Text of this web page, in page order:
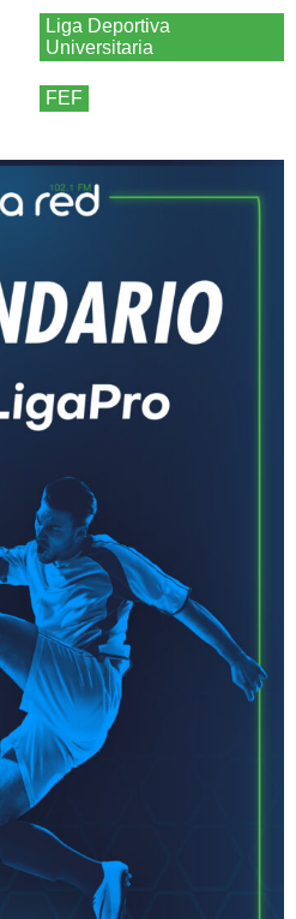
Liga Deportiva
Universitaria
FEF